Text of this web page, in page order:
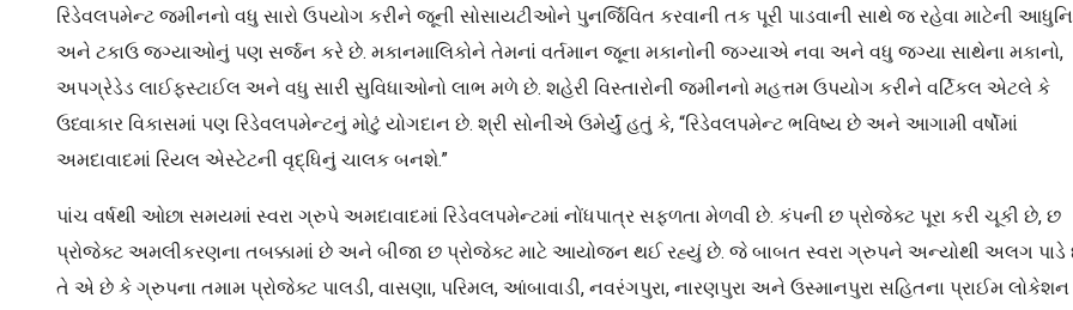
રિડેવલપમેન્ટ જમીનનો વધુ સારો ઉપયોગ કરીને જૂની સોસાયટીઓને પુનર્જિવિત કરવાની તક પૂરી પાડવાની સાથે જ રહેવા માટેની
અને ટકાઉ જગ્યાઓનું પણ સર્જન કરે છે. મકાનમાલિકોને તેમનાં વર્તમાન જૂના મકાનોની જગ્યાએ નવા અને વધુ જગ્યા સાથેના મકાનો,
અપગ્રેડેડ લાઈફસ્ટાઈલ અને વધુ સારી સુવિધાઓનો લાભ મળે છે. શહેરી વિસ્તારોની જમીનનો મહત્તમ ઉપયોગ કરીને વર્ટિકલ એટલે કે
ઉધ્વાકાર વિકાસમાં પણ રિડેવલપમેન્ટનું મોટું યોગદાન છે. શ્રી સોનીએ ઉમેર્યું હતું કે, “રિડેવલપમેન્ટ ભવિષ્ય છે અને આગામી વર્ષોમાં
અમદાવાદમાં રિયલ એસ્ટેટની વૃદ્ધિનું ચાલક બનશે.”
પાંચ વર્ષથી ઓછા સમયમાં સ્વરા ગ્રુપે અમદાવાદમાં રિડેવલપમેન્ટમાં નોંધપાત્ર સફળતા મેળવી છે. કંપની છ પ્રોજેક્ટ પૂરા કરી ચૂકી છે, છ
પ્રોજેક્ટ અમલીકરણના તબક્કામાં છે અને બીજા છ પ્રોજેક્ટ માટે આયોજન થઈ રહ્યું છે. જે બાબત સ્વરા ગ્રુપને અન્યોથી અલગ પાડે
તે એ છે કે ગ્રુપના તમામ પ્રોજેક્ટ પાલડી, વાસણા, પરિમલ, આંબાવાડી, નવરંગપુરા, નારણપુરા અને ઉસ્માનપુરા સહિતના પ્રાઈમ લોકેશન